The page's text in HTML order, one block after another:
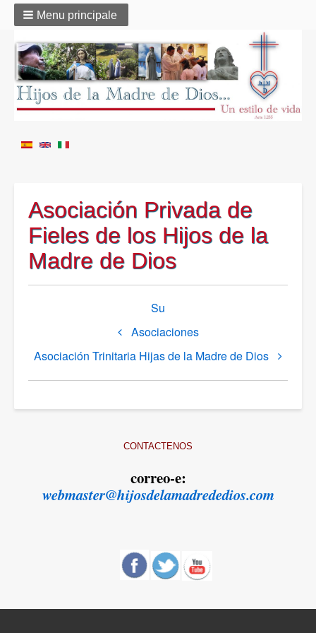
Menu principale
Asociación Privada de
Fieles de los Hijos de la
Madre de Dios
attraversamento
del
book
Asociaciones
Su
Asociación Trinitaria Hijas de la Madre de Dios
CONTACTENOS
correo-e:
webmaster@hijosdelamadrededios.com